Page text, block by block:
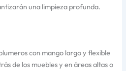
una limpieza profunda.
con mango largo y flexible
de los muebles y en áreas altas o